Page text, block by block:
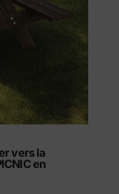
vers la
en